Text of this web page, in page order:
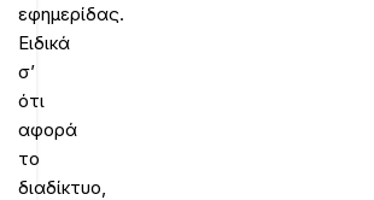
εφημερίδας.
Ειδικά
σ’
ότι
αφορά
το
διαδίκτυο,